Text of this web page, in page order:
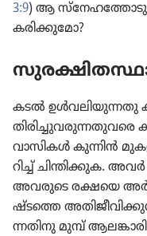
3:9) ആ സ്‌നേ​ഹ​ത്തോ​ടും
ക​രി​ക്കു​മോ?
കടൽ ഉൾവലി​യു​ന്നതു
തിരി​ച്ചു​വ​രു​ന്ന​തു​വരെ
വാ​സി​കൾ കുന്നിൻ
റിച്ച്‌ ചിന്തി​ക്കുക. അവർ
അവരുടെ രക്ഷയെ
ഷ്ടത്തെ
ന്ന​തി​നു മുമ്പ്‌